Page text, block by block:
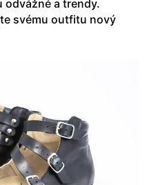
odvážné a trendy.
svému outfitu nový